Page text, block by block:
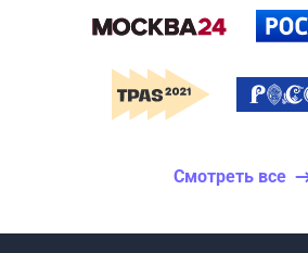
Смотреть все